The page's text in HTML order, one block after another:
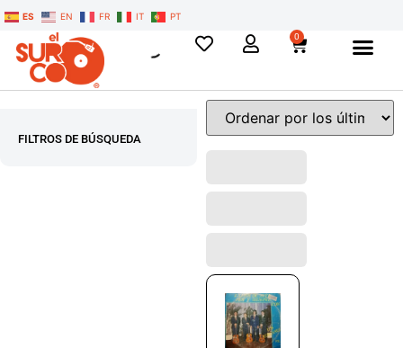
ES EN FR IT PT
0
FILTROS DE BÚSQUEDA